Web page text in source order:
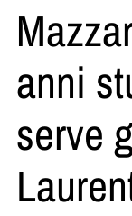
anni
serve